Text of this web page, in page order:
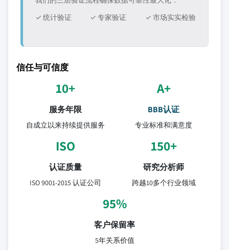
✓ 统计验证
✓ 专家验证 ✓ 市场实实检验
信任与可信度
10+
服务年限
自成立以来持续提供服务
A+
BBB认证
专业标准和满意度
ISO
认证质量
ISO 9001-2015 认证公司
150+
研究分析师
跨越10多个行业领域
95%
客户保留率
5年关系价值